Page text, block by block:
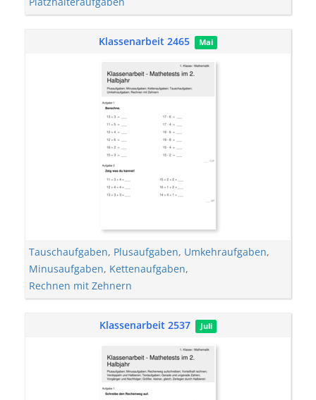
Klassenarbeit 2465 Mai
Tauschaufgaben, Plusaufgaben, Umkehraufgaben,
Minusaufgaben, Kettenaufgaben,
Rechnen mit Zehnern
Klassenarbeit 2537 Juli